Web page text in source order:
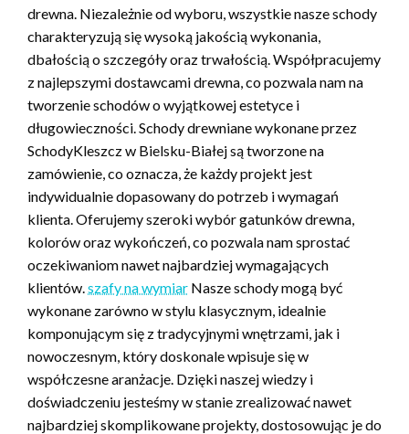
drewna. Niezależnie od wyboru, wszystkie nasze schody
charakteryzują się wysoką jakością wykonania,
dbałością o szczegóły oraz trwałością. Współpracujemy
z najlepszymi dostawcami drewna, co pozwala nam na
tworzenie schodów o wyjątkowej estetyce i
długowieczności. Schody drewniane wykonane przez
SchodyKleszcz w Bielsku-Białej są tworzone na
zamówienie, co oznacza, że każdy projekt jest
indywidualnie dopasowany do potrzeb i wymagań
klienta. Oferujemy szeroki wybór gatunków drewna,
kolorów oraz wykończeń, co pozwala nam sprostać
oczekiwaniom nawet najbardziej wymagających
klientów. szafy na wymiar Nasze schody mogą być
wykonane zarówno w stylu klasycznym, idealnie
komponującym się z tradycyjnymi wnętrzami, jak i
nowoczesnym, który doskonale wpisuje się w
współczesne aranżacje. Dzięki naszej wiedzy i
doświadczeniu jesteśmy w stanie zrealizować nawet
najbardziej skomplikowane projekty, dostosowując je do